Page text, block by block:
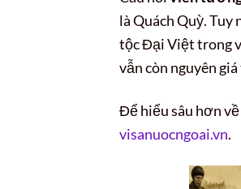
là Quách Quỳ. Tuy
tộc Đại Việt trong
vẫn còn nguyên
Để hiểu sâu hơn
visanuocngoai.vn.